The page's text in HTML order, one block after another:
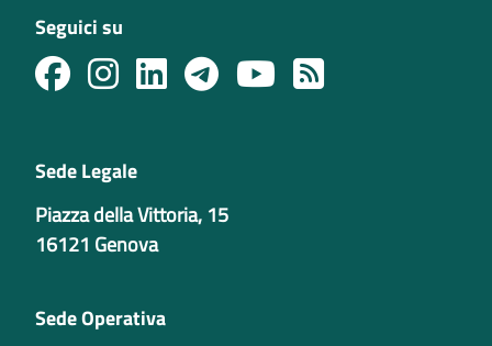
Seguici su
Sede Legale
Piazza della Vittoria, 15
16121 Genova
Sede Operativa